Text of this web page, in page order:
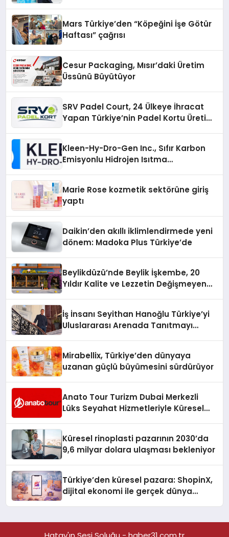
Mars Türkiye’den “Köpeğini İşe Götür
Haftası” çağrısı
Cesur Packaging, Mısır’daki Üretim
Üssünü Büyütüyor
SRV Padel Court, 24 Ülkeye İhracat
Yapan Türkiye’nin Padel Kortu Üretim
Kleen-Hy-Dro-Gen Inc., Sıfır Karbon
Emisyonlu Hidrojen Isıtma
Marie Rose kozmetik sektörüne giriş
yaptı
Daikin’den akıllı iklimlendirmede yeni
dönem: Madoka Plus Türkiye’de
Beylikdüzü’nde Beylik İşkembe, 20
Yıldır Kalite ve Lezzetin Değişmeyen
İş İnsanı Seyithan Hanoğlu Türkiye’yi
Uluslararası Arenada Tanıtmayı
Mirabellix, Türkiye’den dünyaya
uzanan güçlü büyümesini sürdürüyor
Anato Tour Turizm Dubai Merkezli
Lüks Seyahat Hizmetleriyle Küresel
Küresel rinoplasti pazarının 2030’da
9,6 milyar dolara ulaşması bekleniyor
Türkiye’den küresel pazara: ShopinX,
dijital ekonomi ile gerçek dünya